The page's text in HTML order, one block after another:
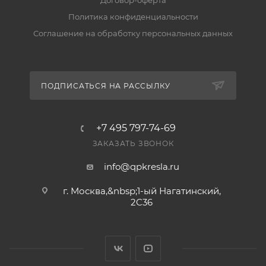
вернуть его можно по правилам магазина. Условия
— в разделе «Гарантия и возврат».
Политика конфиденциальности
Соглашение на обработку персональных данных
ПОДПИСАТЬСЯ НА РАССЫЛКУ
+7 495 797-74-69
ЗАКАЗАТЬ ЗВОНОК
info@qpkresla.ru
г. Москва,&nbsp;1-ый Нагатинский,
2C36